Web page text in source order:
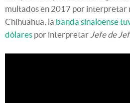
multados en 2017 por interpretar
Chihuahua, la banda sinaloense
dólares por interpretar Jefe de